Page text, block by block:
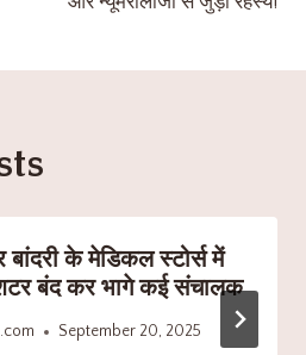
के मेडिकल स्टोर्स में
बंद कर भागे कई संचालक
September 20, 2025